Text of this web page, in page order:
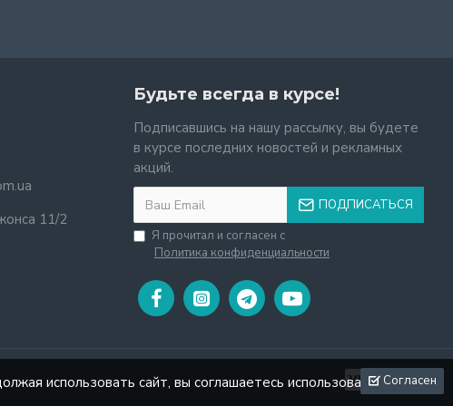
11/2
Будьте всегда в курсе!
Подписавшись на нашу рассылку, вы будете
в курсе последних новостей и рекламных
акций.
ПОДПИСАТЬСЯ
Я прочитал и согласен с
Политика конфиденциальности
Согласен
использовать сайт, вы соглашаетесь использовать файлы